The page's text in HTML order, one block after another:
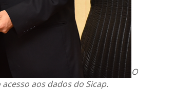
O
aos dados do Sicap.